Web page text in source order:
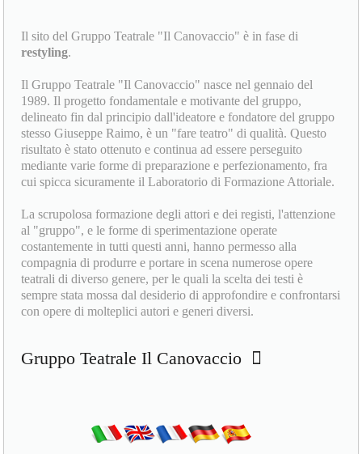
Il sito del Gruppo Teatrale "Il Canovaccio" è in fase di
restyling.
Il Gruppo Teatrale "Il Canovaccio" nasce nel gennaio del
1989. Il progetto fondamentale e motivante del gruppo,
delineato fin dal principio dall'ideatore e fondatore del gruppo
stesso Giuseppe Raimo, è un "fare teatro" di qualità. Questo
risultato è stato ottenuto e continua ad essere perseguito
mediante varie forme di preparazione e perfezionamento, fra
cui spicca sicuramente il Laboratorio di Formazione Attoriale.
La scrupolosa formazione degli attori e dei registi, l'attenzione
al "gruppo", e le forme di sperimentazione operate
costantemente in tutti questi anni, hanno permesso alla
compagnia di produrre e portare in scena numerose opere
teatrali di diverso genere, per le quali la scelta dei testi è
sempre stata mossa dal desiderio di approfondire e confrontarsi
con opere di molteplici autori e generi diversi.
Gruppo Teatrale Il Canovaccio